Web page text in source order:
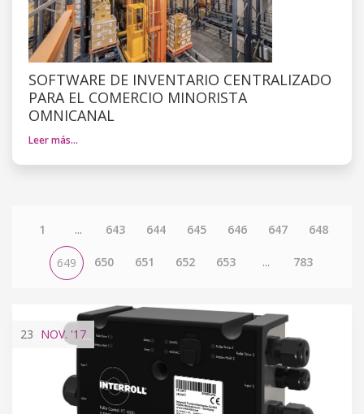
SOFTWARE DE INVENTARIO CENTRALIZADO
PARA EL COMERCIO MINORISTA
OMNICANAL
Leer más…
1 ... 643 644 645 646 647 648
649 650 651 652 653 ... 783
23 NOV. '17